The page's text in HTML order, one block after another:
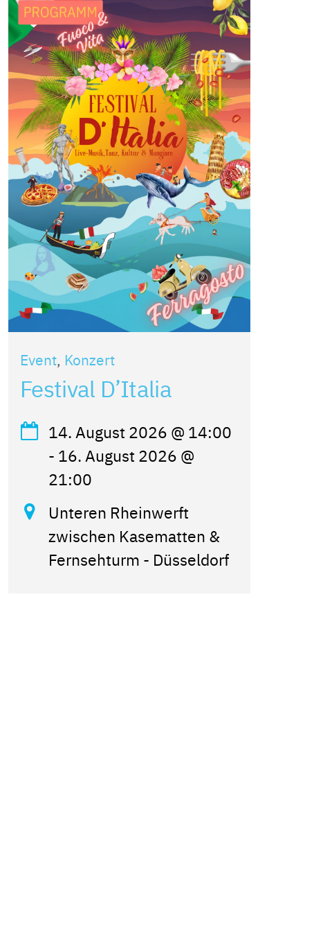
Event, Konzert
Festival D’Italia
14. August 2026 @ 14:00
- 16. August 2026 @
21:00
Unteren Rheinwerft
zwischen Kasematten &
Fernsehturm - Düsseldorf